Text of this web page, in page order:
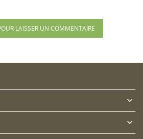
LAISSER UN COMMENTAIRE

